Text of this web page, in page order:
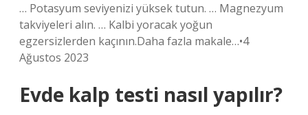
… Potasyum seviyenizi yüksek tutun. … Magnezyum
takviyeleri alın. … Kalbi yoracak yoğun
egzersizlerden kaçının.Daha fazla makale…•4
Ağustos 2023
Evde kalp testi nasıl yapılır?